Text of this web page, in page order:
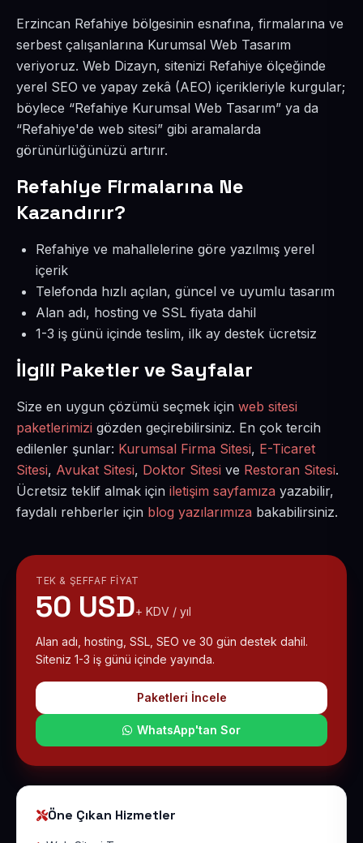
Erzincan Refahiye bölgesinin esnafına, firmalarına ve
serbest çalışanlarına Kurumsal Web Tasarım
veriyoruz. Web Dizayn, sitenizi Refahiye ölçeğinde
yerel SEO ve yapay zekâ (AEO) içerikleriyle kurgular;
böylece “Refahiye Kurumsal Web Tasarım” ya da
“Refahiye'de web sitesi” gibi aramalarda
görünürlüğünüzü artırır.
Refahiye Firmalarına Ne
Kazandırır?
Refahiye ve mahallelerine göre yazılmış yerel
içerik
Telefonda hızlı açılan, güncel ve uyumlu tasarım
Alan adı, hosting ve SSL fiyata dahil
1-3 iş günü içinde teslim, ilk ay destek ücretsiz
İlgili Paketler ve Sayfalar
Size en uygun çözümü seçmek için web sitesi
paketlerimizi gözden geçirebilirsiniz. En çok tercih
edilenler şunlar: Kurumsal Firma Sitesi, E-Ticaret
Sitesi, Avukat Sitesi, Doktor Sitesi ve Restoran Sitesi.
Ücretsiz teklif almak için iletişim sayfamıza yazabilir,
faydalı rehberler için blog yazılarımıza bakabilirsiniz.
TEK & ŞEFFAF FIYAT
50 USD+ KDV / yıl
Alan adı, hosting, SSL, SEO ve 30 gün destek dahil.
Siteniz 1-3 iş günü içinde yayında.
Paketleri İncele
WhatsApp'tan Sor
Öne Çıkan Hizmetler